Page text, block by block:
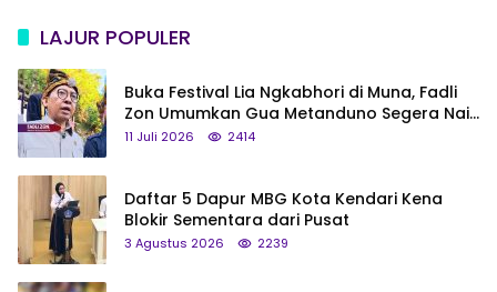
LAJUR POPULER
Buka Festival Lia Ngkabhori di Muna, Fadli
Zon Umumkan Gua Metanduno Segera Naik
Status Jadi Cagar Budaya Nasional
11 Juli 2026 2414
Daftar 5 Dapur MBG Kota Kendari Kena
Blokir Sementara dari Pusat
3 Agustus 2026 2239